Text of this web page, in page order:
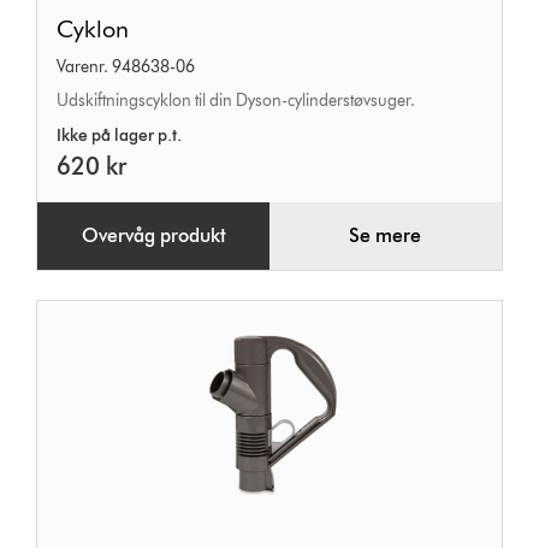
Cyklon
Varenr. 948638-06
Udskiftningscyklon til din Dyson-cylinderstøvsuger.
Ikke på lager p.t.
620 kr
Overvåg produkt Se mere